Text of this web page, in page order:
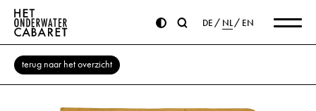
DE NL EN
terug naar het overzicht